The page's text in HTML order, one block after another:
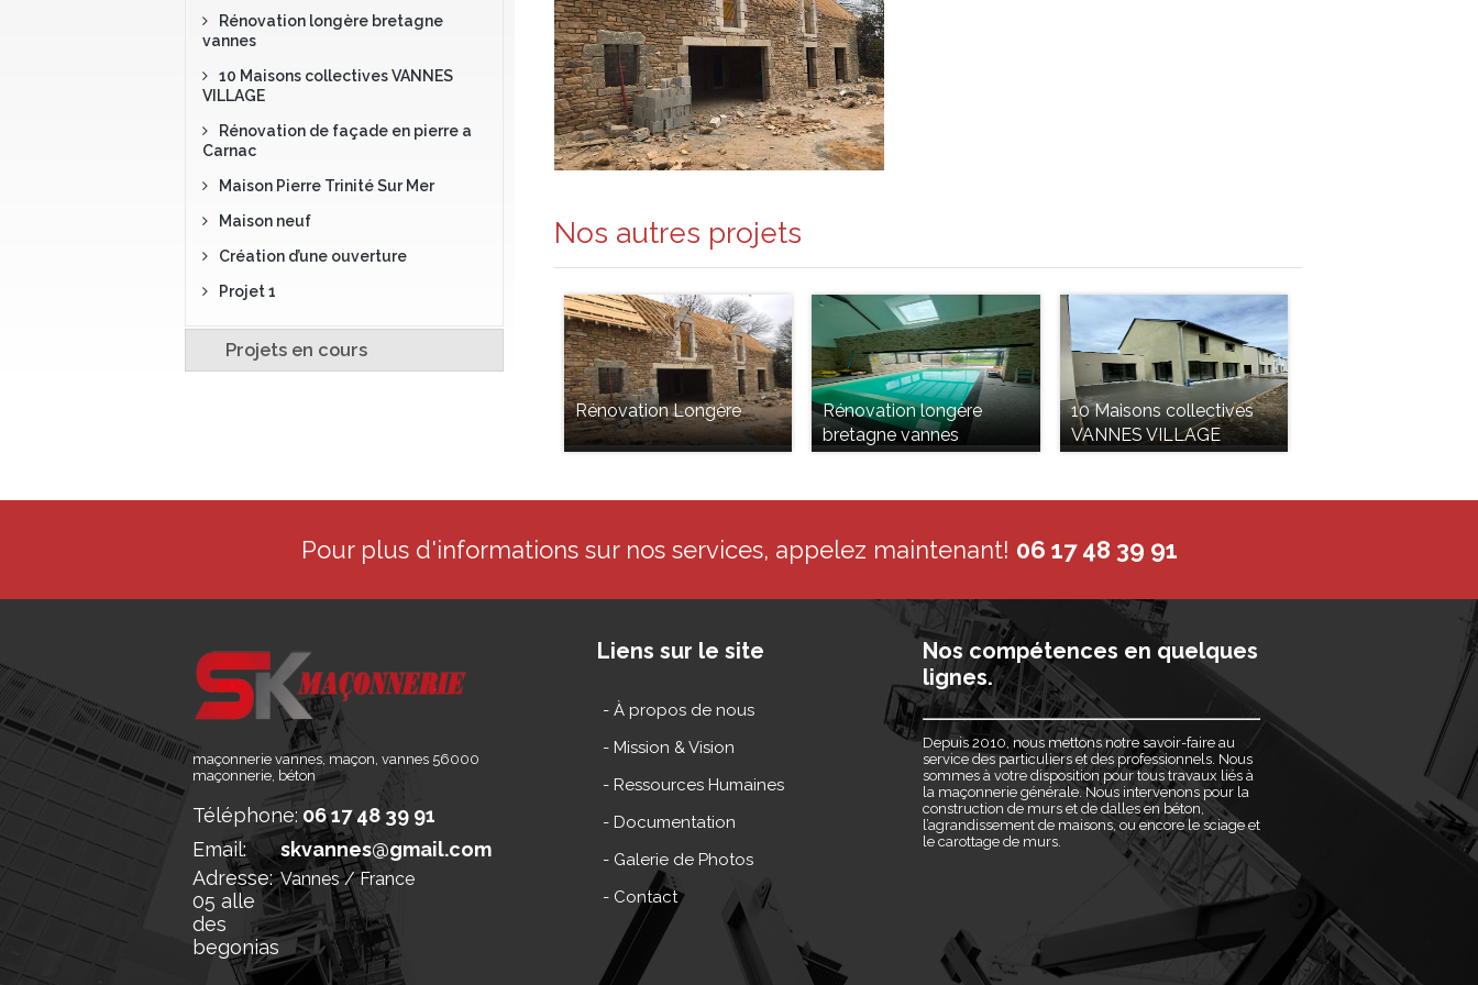
Nos autres projets
Rénovation Longère
Rénovation longère
bretagne vannes
10 Maisons collectives
VANNES VILLAGE
Rénovation longère bretagne
vannes
10 Maisons collectives VANNES
VILLAGE
Rénovation de façade en pierre a
Carnac
Maison Pierre Trinité Sur Mer
Maison neuf
Création d’une ouverture
Projet 1
Projets en cours
Pour plus d'informations sur nos services, appelez maintenant! 06 17 48 39 91
maçonnerie vannes, maçon, vannes 56000
maçonnerie, béton
Téléphone: 06 17 48 39 91
Email:
skvannes@gmail.com
Adresse:
05 alle
des
begonias
Vannes / France
Liens sur le site
- À propos de nous
- Mission & Vision
- Ressources Humaines
- Documentation
- Galerie de Photos
- Contact
Nos compétences en quelques
lignes.
Depuis 2010, nous mettons notre savoir-faire au
service des particuliers et des professionnels. Nous
sommes à votre disposition pour tous travaux liés à
la maçonnerie générale. Nous intervenons pour la
construction de murs et de dalles en béton,
l’agrandissement de maisons, ou encore le sciage et
le carottage de murs.